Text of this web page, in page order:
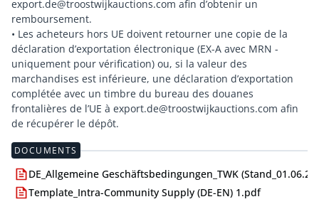
export.de@troostwijkauctions.com afin d’obtenir un
remboursement.
• Les acheteurs hors UE doivent retourner une copie de la
déclaration d’exportation électronique (EX-A avec MRN -
uniquement pour vérification) ou, si la valeur des
marchandises est inférieure, une déclaration d’exportation
complétée avec un timbre du bureau des douanes
frontalières de l’UE à export.de@troostwijkauctions.com afin
DOCUMENTS
DE_Allgemeine Geschäftsbedingungen_TWK
Template_Intra-Community Supply (DE-EN) 1.pdf